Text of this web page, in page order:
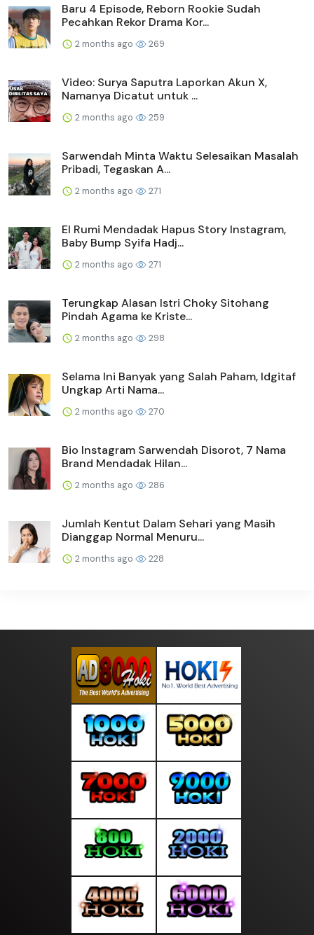
Baru 4 Episode, Reborn Rookie Sudah
Pecahkan Rekor Drama Kor...
2 months ago 269
Video: Surya Saputra Laporkan Akun X,
Namanya Dicatut untuk ...
2 months ago 259
Sarwendah Minta Waktu Selesaikan Masalah
Pribadi, Tegaskan A...
2 months ago 271
El Rumi Mendadak Hapus Story Instagram,
Baby Bump Syifa Hadj...
2 months ago 271
Terungkap Alasan Istri Choky Sitohang
Pindah Agama ke Kriste...
2 months ago 298
Selama Ini Banyak yang Salah Paham, Idgitaf
Ungkap Arti Nama...
2 months ago 270
Bio Instagram Sarwendah Disorot, 7 Nama
Brand Mendadak Hilan...
2 months ago 286
Jumlah Kentut Dalam Sehari yang Masih
Dianggap Normal Menuru...
2 months ago 228